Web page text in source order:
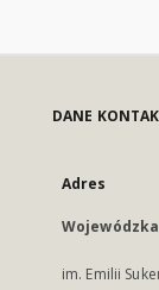
DANE
Adres
im. Emilii